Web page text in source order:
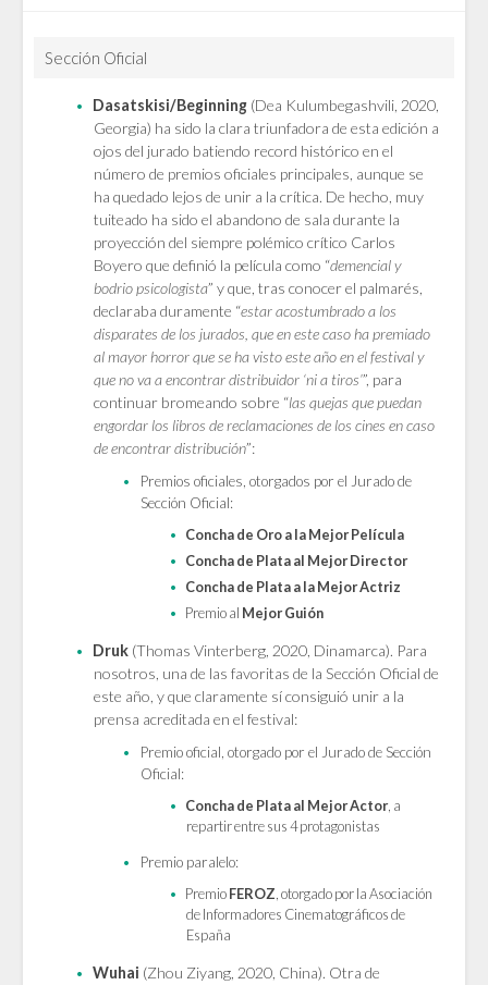
Sección Oficial
Dasatskisi/Beginning (Dea Kulumbegashvili, 2020,
Georgia) ha sido la clara triunfadora de esta edición a
ojos del jurado batiendo record histórico en el
número de premios oficiales principales, aunque se
ha quedado lejos de unir a la crítica. De hecho, muy
tuiteado ha sido el abandono de sala durante la
proyección del siempre polémico crítico Carlos
Boyero que definió la película como “demencial y
bodrio psicologista” y que, tras conocer el palmarés,
declaraba duramente “estar acostumbrado a los
disparates de los jurados, que en este caso ha premiado
al mayor horror que se ha visto este año en el festival y
que no va a encontrar distribuidor ‘ni a tiros’”, para
continuar bromeando sobre “las quejas que puedan
engordar los libros de reclamaciones de los cines en caso
de encontrar distribución”:
Premios oficiales, otorgados por el Jurado de
Sección Oficial:
Concha de Oro a la Mejor Película
Concha de Plata al Mejor Director
Concha de Plata a la Mejor Actriz
Premio al Mejor Guión
Druk (Thomas Vinterberg, 2020, Dinamarca). Para
nosotros, una de las favoritas de la Sección Oficial de
este año, y que claramente sí consiguió unir a la
prensa acreditada en el festival:
Premio oficial, otorgado por el Jurado de Sección
Oficial:
Concha de Plata al Mejor Actor, a
repartir entre sus 4 protagonistas
Premio paralelo:
PremioFEROZ , otorgado por la Asociación
de Informadores Cinematográficos de
España
Wuhai (Zhou Ziyang, 2020, China). Otra de